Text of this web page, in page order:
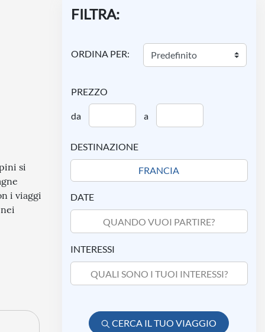
si
i viaggi
FILTRA:
ORDINA PER:
PREZZO
da a
DESTINAZIONE
DATE
QUANDO VUOI PARTIRE?
INTERESSI
QUALI SONO I TUOI INTERESSI?
CERCA IL TUO VIAGGIO